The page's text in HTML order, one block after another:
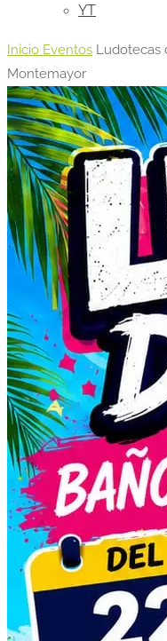
YT
Inicio Eventos Ludotecas
Montemayor